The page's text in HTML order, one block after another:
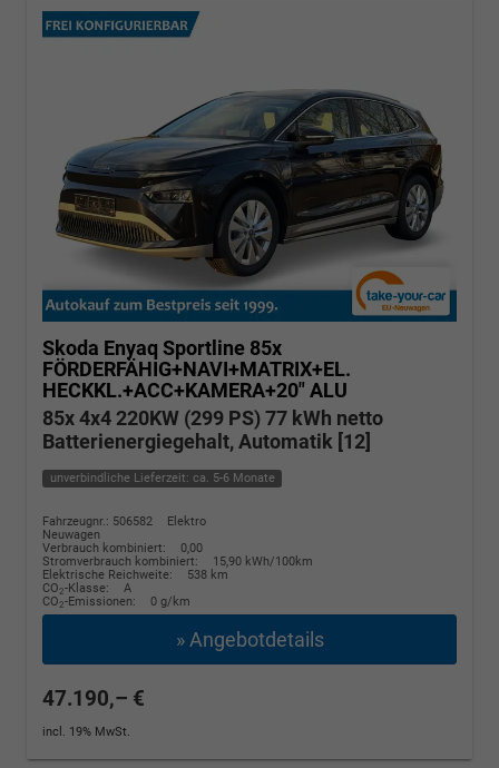
Skoda Enyaq Sportline 85x
FÖRDERFÄHIG+NAVI+MATRIX+EL.
HECKKL.+ACC+KAMERA+20" ALU
85x 4x4 220KW (299 PS) 77 kWh netto
Batterienergiegehalt, Automatik [12]
unverbindliche Lieferzeit: ca. 5-6 Monate
Fahrzeugnr.: 506582
Elektro
Neuwagen
Verbrauch kombiniert:
0,00
Stromverbrauch kombiniert:
15,90 kWh/100km
Elektrische Reichweite:
538 km
CO2-Klasse:
A
CO2-Emissionen: 0 g/km
» Angebotdetails
47.190,– €
incl. 19% MwSt.